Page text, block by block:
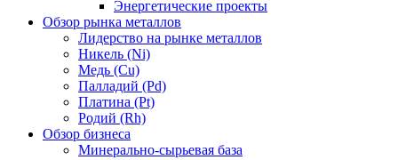
Энергетические проекты
Обзор рынка металлов
Лидерство на рынке металлов
Никель (Ni)
Медь (Cu)
Палладий (Pd)
Платина (Pt)
Родий (Rh)
Обзор бизнеса
Минерально-сырьевая база